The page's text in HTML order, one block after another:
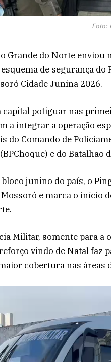
Foto:
Grande do Norte enviou
de segurança
Cidade Junina 2026.
capital potiguar nas
a integrar a operação
do Comando de
e do Batalhão
junino do país, o
e marca o início
Militar, somente para
vindo de Natal faz
cobertura nas áreas